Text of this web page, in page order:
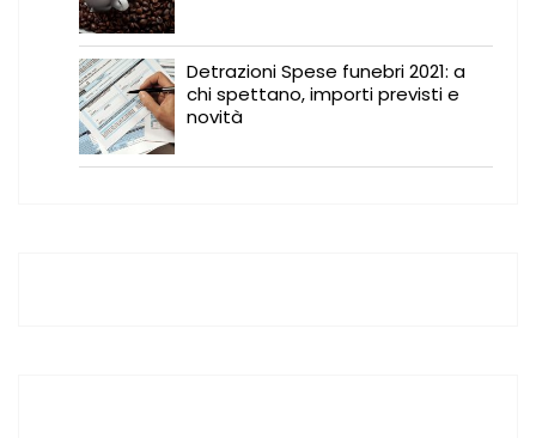
Detrazioni Spese funebri 2021: a
chi spettano, importi previsti e
novità